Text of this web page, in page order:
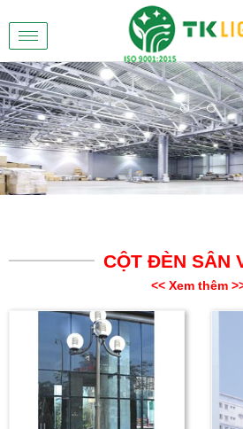
Toggle
navigation
Previous
CỘT ĐÈN SÂN
<< Xem thêm